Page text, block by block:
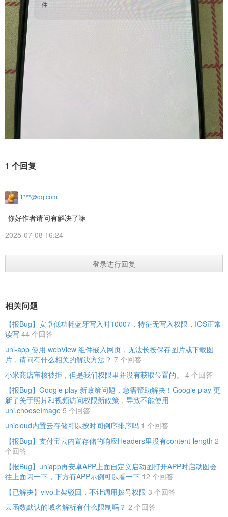
1 个回复
1***@qq.com
你好作者请问有解决了嘛
2025-07-08 16:24
登录进行回复
相关问题
【报Bug】安卓低功耗蓝牙写入时10007，特征无写入权限，IOS正常
读写 44 个回答
uni-app 使用 webView 组件嵌入网页，无法长按保存图片或下载图
片，请问有什么相关的解决方法？ 7 个回答
小米商店审核被拒，但是我们权限里并没有获取位置的。
4 个回答
【报Bug】Google play 新政策问题，急需帮助解决！Google play 更
新了关于照片和视频访问权限新政策，导致不能使用
uni.chooseImage 5 个回答
unicloud内置云存储可以按时间倒序排序吗 1 个回答
【报Bug】支付宝云内置存储的响应Headers里没有content-length 2
个回答
【报Bug】uniapp再安卓APP上面自定义启动图打开APP时启动图会
往上面闪一下，下方有APP示例可以看一下 12 个回答
【已解决】vivo上架驳回，不让调用拨号权限 3 个回答
云函数默认的域名解析有什么限制吗？ 2 个回答